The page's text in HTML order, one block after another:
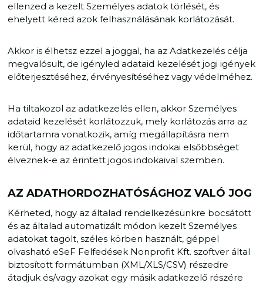
ellenzed a kezelt Személyes adatok törlését, és
ehelyett kéred azok felhasználásának korlátozását.
Akkor is élhetsz ezzel a joggal, ha az Adatkezelés célja
megvalósult, de igényled adataid kezelését jogi igények
előterjesztéséhez, érvényesítéséhez vagy védelméhez.
Ha tiltakozol az adatkezelés ellen, akkor Személyes
adataid kezelését korlátozzuk, mely korlátozás arra az
időtartamra vonatkozik, amíg megállapításra nem
kerül, hogy az adatkezelő jogos indokai elsőbbséget
élveznek-e az érintett jogos indokaival szemben.
AZ ADATHORDOZHATÓSÁGHOZ VALÓ JOG
Kérheted, hogy az általad rendelkezésünkre bocsátott
és az általad automatizált módon kezelt Személyes
adatokat tagolt, széles körben használt, géppel
olvasható eSeF Felfedések Nonprofit Kft. szoftver által
biztosított formátumban (XML/XLS/CSV) részedre
átadjuk és/vagy azokat egy másik adatkezelő részére